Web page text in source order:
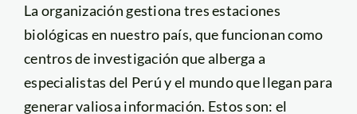
La organización gestiona tres estaciones
biológicas en nuestro país, que funcionan como
centros de investigación que alberga a
especialistas del Perú y el mundo que llegan para
generar valiosa información. Estos son: el